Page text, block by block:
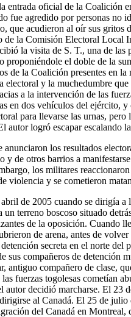
entrada oficial de la Coalición
fue agredido por personas no
que acudieron al oír sus gritos
de la Comisión Electoral Local
la visita de S. T., una de
proponiéndole el doble de la
de la Coalición presentes en
electoral y la muchedumbre
a la intervención de las
en dos vehículos del ejército,
para llevarse las urnas,
autor logró escapar escalando
los resultados
de otros barrios a
los militares
violencia y se cometieron
de 2005 cuando se dirigía
terreno boscoso situado
de la oposición. Cuando
de arena, antes de
secreta en el norte
sus compañeros de detención
antiguo compañero de clase,
fuerzas togolesas cometían
autor decidió marcharse. El 23
al Canadá. El 25 de
del Canadá en Montreal,